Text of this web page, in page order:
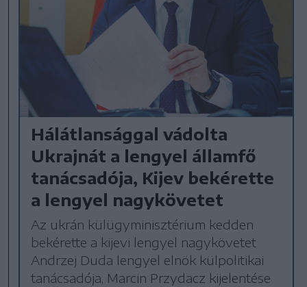
Hálátlansággal vádolta
Ukrajnát a lengyel államfő
tanácsadója, Kijev bekérette
a lengyel nagykövetet
Az ukrán külügyminisztérium kedden
bekérette a kijevi lengyel nagykövetet
Andrzej Duda lengyel elnök külpolitikai
tanácsadója, Marcin Przydacz kijelentése